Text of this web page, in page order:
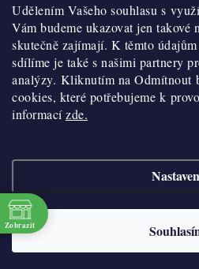
Udělením Vašeho souhlasu s
Vám budeme ukazovat jen takové
skutečně zajímají. K těmto
sdílíme je také s našimi partnery
analýzy. Kliknutím na Odmítnout
cookies, které potřebujeme k
informacízde.
Obchodní podmínky
Hodnocení obchodu
Blog
Moje objednávka
Historie
Kontakty
O nákupu
Reklamace a vratky
Výdejní místa
Velkoobchod
Doprava a platba
Vytvořil
Copyright 2026
cookies
Zobrazit